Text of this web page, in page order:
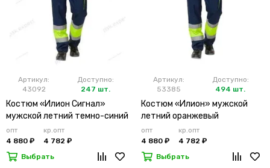
Артикул:
43092
Доступно:
247 шт.
Костюм «Илион Сигнал»
мужской летний темно-синий
опт
4 880 ₽
кр.опт
4 782 ₽
Выбрать
Артикул:
53385
Доступно:
494 шт.
Костюм «Илион» мужской
летний оранжевый
опт
4 880 ₽
кр.опт
4 782 ₽
Выбрать